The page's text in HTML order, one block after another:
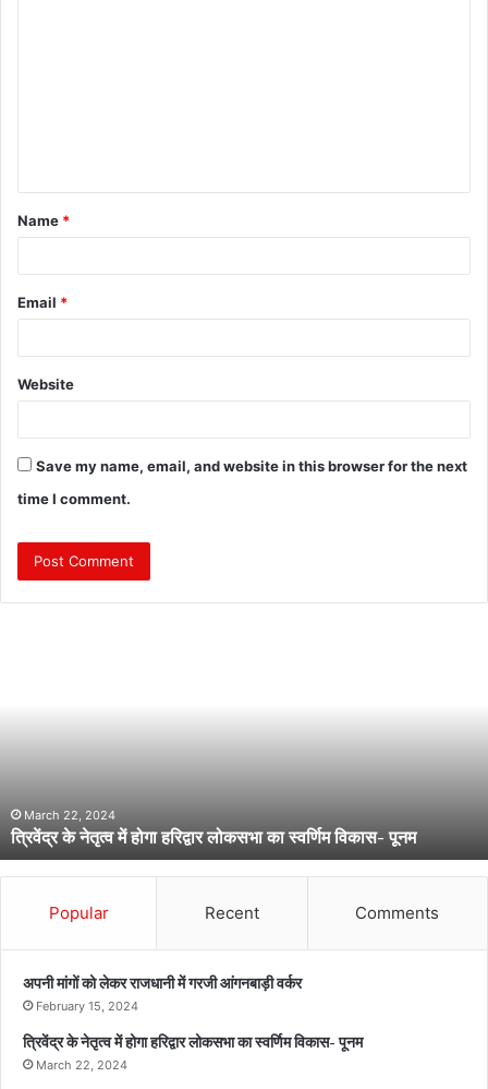
t
*
Name *
Email *
Website
Save my name, email, and website in this browser for the next
time I comment.
गा
ह
रि
लो
March 22, 2024
त्रिवेंद्र के नेतृत्व में होगा हरिद्वार लोकसभा का स्वर्णिम विकास- पूनम
Popular Recent Comments
अपनी मांगों को लेकर राजधानी में गरजी आंगनबाड़ी वर्कर
February 15, 2024
त्रिवेंद्र के नेतृत्व में होगा हरिद्वार लोकसभा का स्वर्णिम विकास- पूनम
March 22, 2024